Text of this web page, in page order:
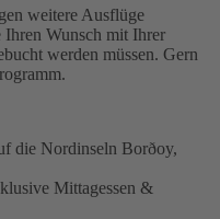
weitere Ausflüge
Ihren Wunsch mit Ihrer
werden müssen. Gern
die Nordinseln Borðoy,
Mittagessen &